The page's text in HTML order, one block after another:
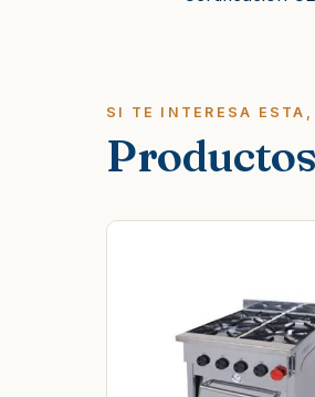
SI TE INTERESA ESTA,
Productos